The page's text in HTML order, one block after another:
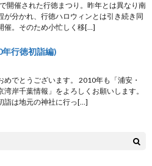
開催された行徳まつり。昨年とは異なり南
が分かれ、行徳ハロウィンとは引き続き同
催。そのため小忙しく移[…]
行徳初詣編)
めでとうございます。 2010年も「浦安・
岸千葉情報」をよろしくお願いします。
詣は地元の神社に行っ[…]